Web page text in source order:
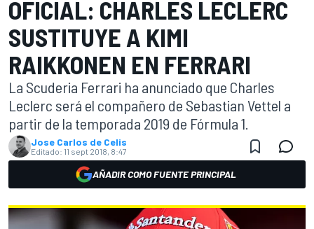
OFICIAL: CHARLES LECLERC
SUSTITUYE A KIMI
RAIKKONEN EN FERRARI
La Scuderia Ferrari ha anunciado que Charles
Leclerc será el compañero de Sebastian Vettel a
partir de la temporada 2019 de Fórmula 1.
Jose Carlos de Celis
Editado: 11 sept 2018, 8:47
AÑADIR COMO FUENTE PRINCIPAL